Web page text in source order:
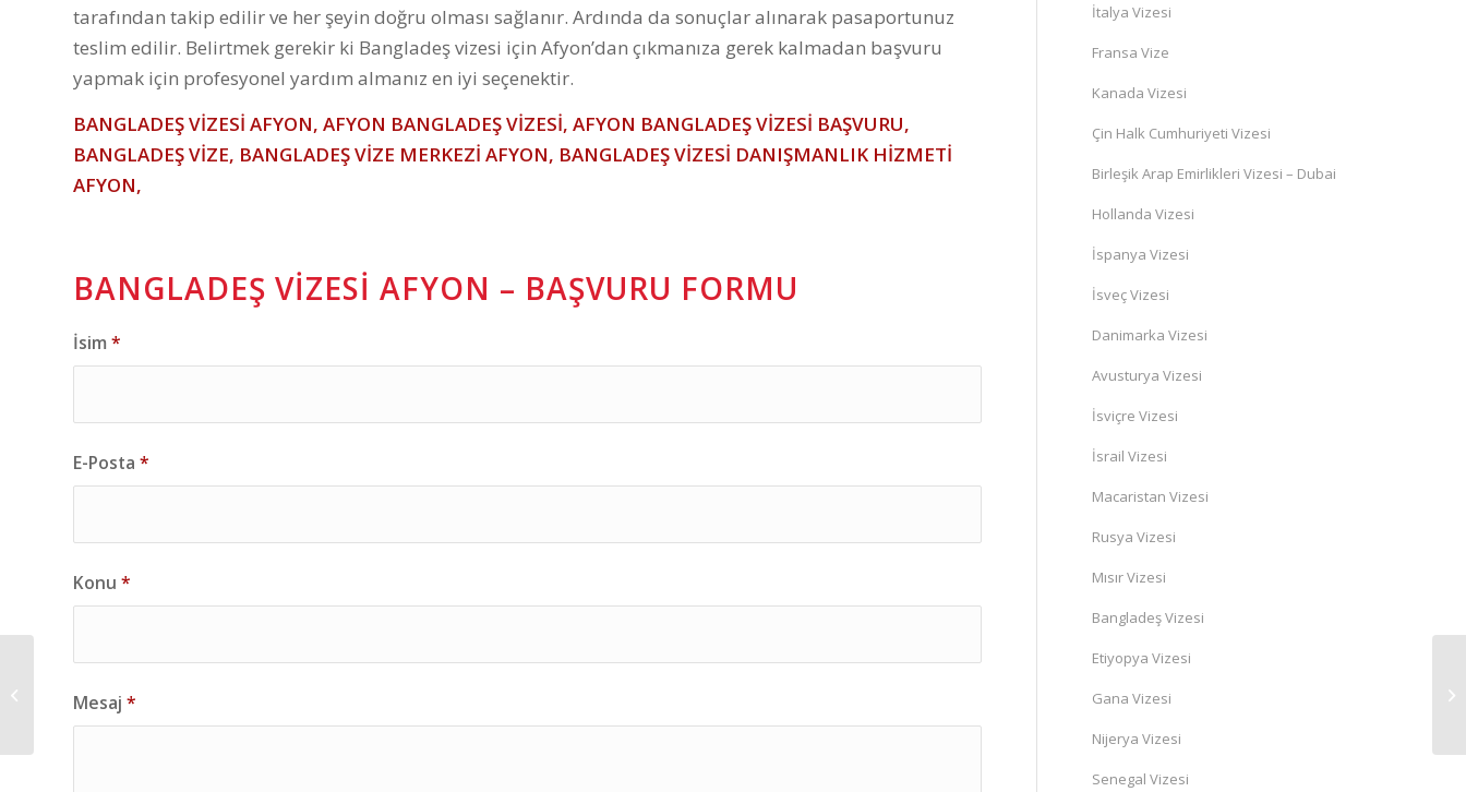
tarafından takip edilir ve her şeyin doğru olması sağlanır. Ardında da sonuçlar alınarak pasaportunuz
teslim edilir. Belirtmek gerekir ki Bangladeş vizesi için Afyon’dan çıkmanıza gerek kalmadan başvuru
yapmak için profesyonel yardım almanız en iyi seçenektir.
BANGLADEŞ VİZESİ AFYON, AFYON BANGLADEŞ VİZESİ, AFYON BANGLADEŞ VİZESİ BAŞVURU,
BANGLADEŞ VİZE, BANGLADEŞ VİZE MERKEZİ AFYON, BANGLADEŞ VİZESİ DANIŞMANLIK HİZMETİ
AFYON,
BANGLADEŞ VİZESİ AFYON – BAŞVURU FORMU
İsim*
E-Posta *
Konu *
Mesaj *
İtalya Vizesi
Fransa Vize
Kanada Vizesi
Çin Halk Cumhuriyeti Vizesi
Birleşik Arap Emirlikleri Vizesi – Dubai
Hollanda Vizesi
İspanya Vizesi
İsveç Vizesi
Danimarka Vizesi
Avusturya Vizesi
İsviçre Vizesi
İsrail Vizesi
Macaristan Vizesi
Rusya Vizesi
Mısır Vizesi
Bangladeş Vizesi
Etiyopya Vizesi
Gana Vizesi
Nijerya Vizesi
Senegal Vizesi
SENEGAL VİZESİ